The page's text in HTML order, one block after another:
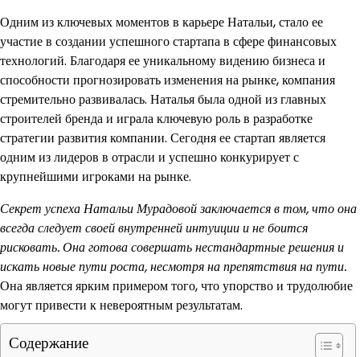
Одним из ключевых моментов в карьере Натальи, стало ее
участие в создании успешного стартапа в сфере финансовых
технологий. Благодаря ее уникальному видению бизнеса и
способности прогнозировать изменения на рынке, компания
стремительно развивалась. Наталья была одной из главных
строителей бренда и играла ключевую роль в разработке
стратегии развития компании. Сегодня ее стартап является
одним из лидеров в отрасли и успешно конкурирует с
крупнейшими игроками на рынке.
Секрет успеха Натальи Мурадовой заключается в том, что она
всегда следует своей внутренней интуиции и не боится
рисковать. Она готова совершать нестандартные решения и
искать новые пути роста, несмотря на препятствия на пути.
Она является ярким примером того, что упорство и трудолюбие
могут привести к невероятным результатам.
Содержание